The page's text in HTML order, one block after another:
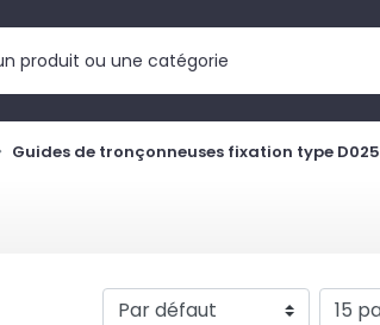
Guides de tronçonneuses fixation type D025